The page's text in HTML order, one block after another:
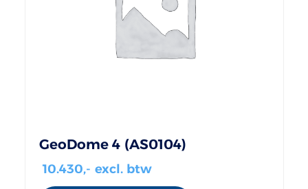
GeoDome 4 (AS0104)
10.430,- excl. btw